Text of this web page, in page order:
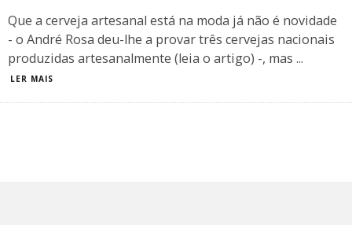
Que a cerveja artesanal está na moda já não é novidade
- o André Rosa deu-lhe a provar três cervejas nacionais
produzidas artesanalmente (leia o artigo) -, mas ...
LER MAIS